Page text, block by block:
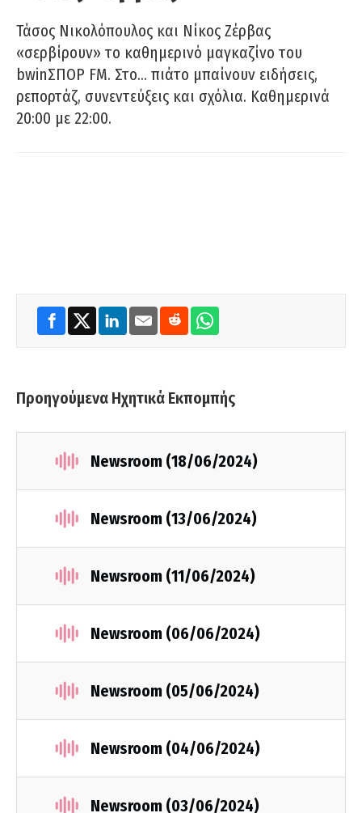
Τάσος Νικολόπουλος και Νίκος Ζέρβας
«σερβίρουν» το καθημερινό μαγκαζίνο του
bwinΣΠΟΡ FM. Στο… πιάτο μπαίνουν ειδήσεις,
ρεπορτάζ, συνεντεύξεις και σχόλια. Καθημερινά
20:00 με 22:00.
Προηγούμενα Ηχητικά Εκπομπής
Newsroom (18/06/2024)
Newsroom (13/06/2024)
Newsroom (11/06/2024)
Newsroom (06/06/2024)
Newsroom (05/06/2024)
Newsroom (04/06/2024)
Newsroom (03/06/2024)